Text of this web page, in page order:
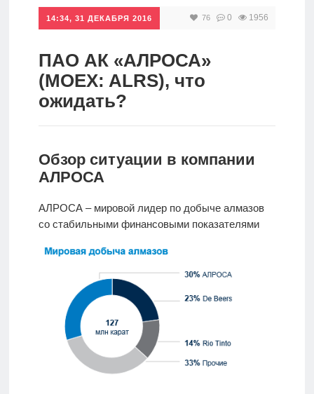
Инвестиции
Дивиденды
Волновой
в России
14:34, 31 ДЕКАБРЯ 2016 76 0 1956
ПАО АК «АЛРОСА»
(MOEX: ALRS), что
ожидать?
Обзор ситуации в компании
АЛРОСА
АЛРОСА – мировой лидер по добыче алмазов
со стабильными финансовыми показателями